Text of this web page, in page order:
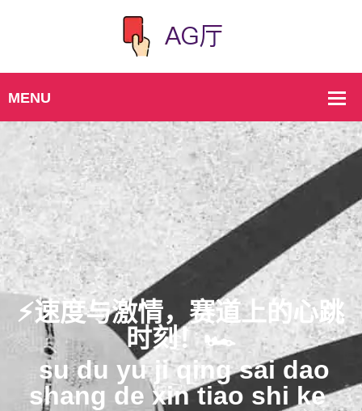
⚡️速度与激情，赛道上的心跳
时刻！🏎️
️ su du yu ji qing sai dao
shang de xin tiao shi ke ️